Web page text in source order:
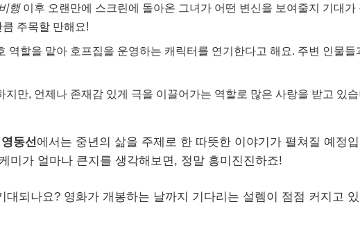
행이후 오랜만에 스크린에 돌아온 그녀가 어떤 변신을 보여줄지 기대가
주목할 만해요!
역할을 맡아 호프집을 운영하는 캐릭터를 연기한다고 해요. 주변 인물들
지만, 언제나 존재감 있게 극을 이끌어가는 역할로 많은 사랑을 받고 있습
영동선 에서는 중년의 삶을 주제로 한 따뜻한 이야기가 펼쳐질 예정입
미가 얼마나 큰지를 생각해보면, 정말 흥미진진하죠!
대되나요? 영화가 개봉하는 날까지 기다리는 설렘이 점점 커지고 있